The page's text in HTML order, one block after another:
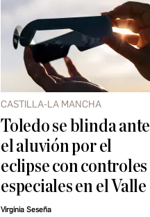
CASTILLA-LA MANCHA
Toledo se blinda ante
el aluvión por el
eclipse con controles
especiales en el Valle
Virginia Seseña